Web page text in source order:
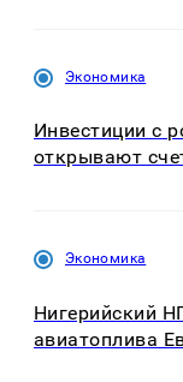
Экономика
Инвестиции с
открывают
Экономика
Нигерийский
авиатоплива